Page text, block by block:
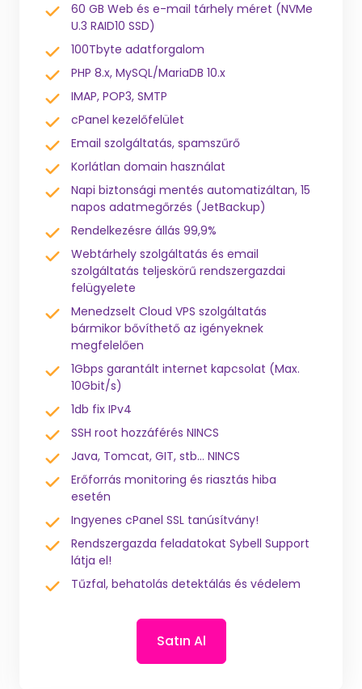
60 GB Web és e-mail tárhely méret (NVMe
U.3 RAID10 SSD)
100Tbyte adatforgalom
PHP 8.x, MySQL/MariaDB 10.x
IMAP, POP3, SMTP
cPanel kezelőfelület
Email szolgáltatás, spamszűrő
Korlátlan domain használat
Napi biztonsági mentés automatizáltan, 15
napos adatmegőrzés (JetBackup)
Rendelkezésre állás 99,9%
Webtárhely szolgáltatás és email
szolgáltatás teljeskörű rendszergazdai
felügyelete
Menedzselt Cloud VPS szolgáltatás
bármikor bővíthető az igényeknek
megfelelően
1Gbps garantált internet kapcsolat (Max.
10Gbit/s)
1db fix IPv4
SSH root hozzáférés NINCS
Java, Tomcat, GIT, stb... NINCS
Erőforrás monitoring és riasztás hiba
esetén
Ingyenes cPanel SSL tanúsítvány!
Rendszergazda feladatokat Sybell Support
látja el!
Tűzfal, behatolás detektálás és védelem
Satın Al